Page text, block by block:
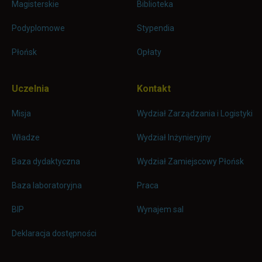
Magisterskie
Podyplomowe
Płońsk
Biblioteka
Stypendia
Opłaty
Uczelnia
Misja
Władze
Baza dydaktyczna
Baza laboratoryjna
BIP
Deklaracja dostępności
Kontakt
Wydział Zarządzania i Logistyki
Wydział Inżynieryjny
Wydział Zamiejscowy Płońsk
Praca
Wynajem sal